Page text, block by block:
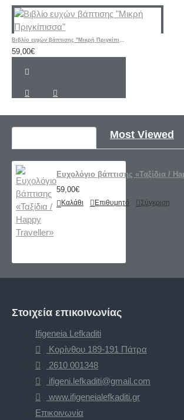
59,00€
Most Viewed
Ευχολόγιο βάπτισης «Ταξίδια /
59,00€
Καλάθι Επιθυμητό Σύγκριση
Στοιχεία επικοινωνίας
Ifigeneia Lefkaditi
Κορίνθου 189-191 Πάτρα
2610 001348
ifigeni.lefkaditi@gmail.com
www.ifigeneialefkaditi.gr
Επικοινωνία